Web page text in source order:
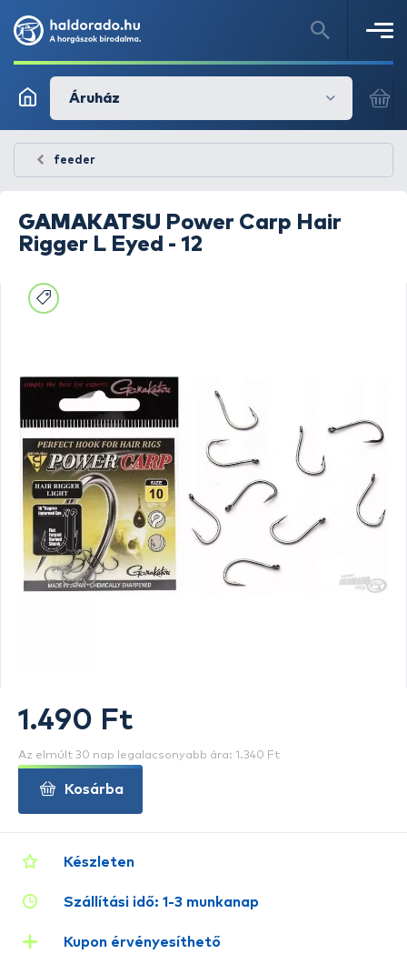
Áruház
feeder
GAMAKATSU Power Carp Hair
Rigger L Eyed - 12
Készleten
Szállítási idő: 1-3 munkanap
Kupon érvényesíthető
1.490 Ft
Az elmúlt 30 nap legalacsonyabb ára: 1.340 Ft
Kosárba